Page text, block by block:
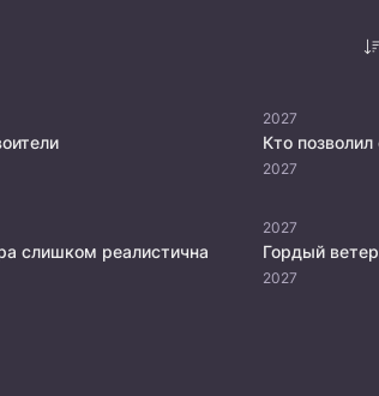
2027
2027
слишком реалистична
2027
Гордый ветер
2027